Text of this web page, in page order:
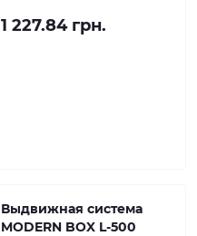
1 227.84 грн.
Выдвижная система
MODERN BOX L-500